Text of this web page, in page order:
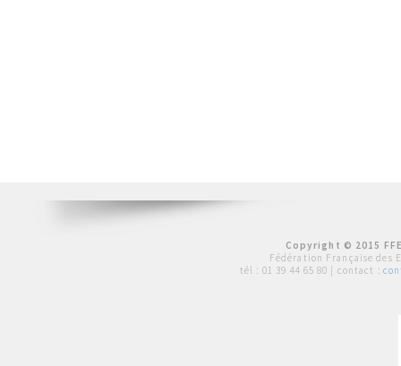
Copyright © 2015
Fédération Française des
tél : 01 39 44 65 80 | contact :